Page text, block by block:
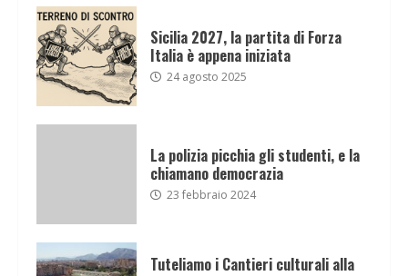
Sicilia 2027, la partita di Forza
Italia è appena iniziata
24 agosto 2025
La polizia picchia gli studenti, e la
chiamano democrazia
23 febbraio 2024
Tuteliamo i Cantieri culturali alla